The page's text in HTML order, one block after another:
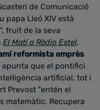
de Comunicació
papa Lleó XIV està
fruit de la seva
El Matí a Ràdio Estel,
reformista emprès
apunta que el pontifici
artificial, tot i
Prevost "entén el
matemàtic. Recupera